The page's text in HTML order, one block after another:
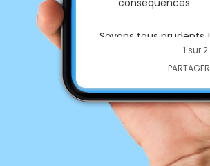
Soyons tous prudents !
1 sur 2
PARTAGER